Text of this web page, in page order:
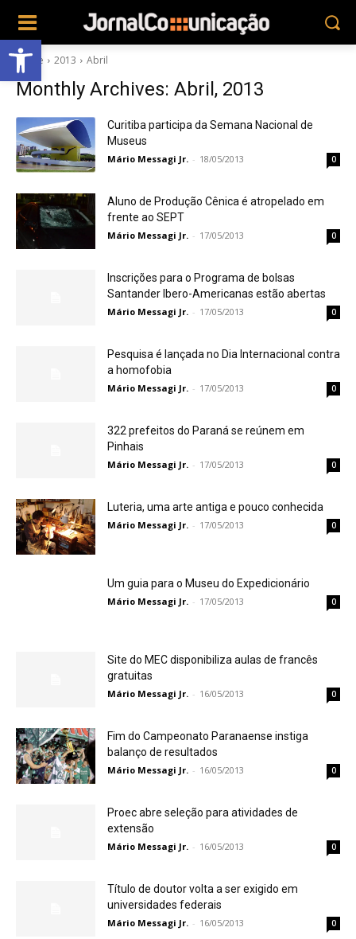
Abrir a barra de ferramentas
Home 2013 Abril
Monthly Archives: Abril, 2013
Curitiba participa da Semana Nacional de
Museus
Mário Messagi Jr. - 18/05/2013 0
Aluno de Produção Cênica é atropelado em
frente ao SEPT
Mário Messagi Jr. - 17/05/2013 0
Inscrições para o Programa de bolsas
Santander Ibero-Americanas estão abertas
Mário Messagi Jr. - 17/05/2013 0
Pesquisa é lançada no Dia Internacional contra
a homofobia
Mário Messagi Jr. - 17/05/2013 0
322 prefeitos do Paraná se reúnem em
Pinhais
Mário Messagi Jr. - 17/05/2013 0
Luteria, uma arte antiga e pouco conhecida
Mário Messagi Jr. - 17/05/2013 0
Um guia para o Museu do Expedicionário
Mário Messagi Jr. - 17/05/2013 0
Site do MEC disponibiliza aulas de francês
gratuitas
Mário Messagi Jr. - 16/05/2013 0
Fim do Campeonato Paranaense instiga
balanço de resultados
Mário Messagi Jr. - 16/05/2013 0
Proec abre seleção para atividades de
extensão
Mário Messagi Jr. - 16/05/2013 0
Título de doutor volta a ser exigido em
universidades federais
Mário Messagi Jr. - 16/05/2013 0